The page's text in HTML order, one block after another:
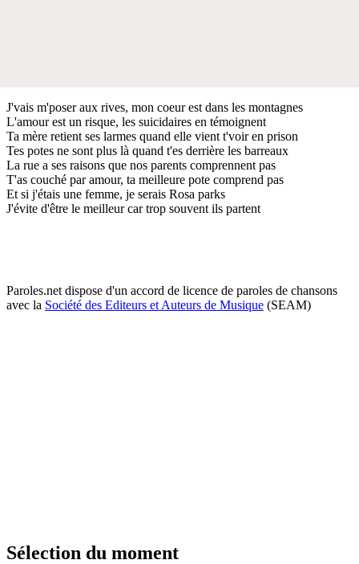
J'vais m'poser aux rives, mon coeur est dans les montagnes
L'amour est un risque, les suicidaires en témoignent
Ta mère retient ses larmes quand elle vient t'voir en prison
Tes potes ne sont plus là quand t'es derrière les barreaux
La rue a ses raisons que nos parents comprennent pas
T'as couché par amour, ta meilleure pote comprend pas
Et si j'étais une femme, je serais Rosa parks
J'évite d'être le meilleur car trop souvent ils partent
Paroles.net dispose d'un accord de licence de paroles de chansons
avec la Société des Editeurs et Auteurs de Musique (SEAM)
Sélection du moment